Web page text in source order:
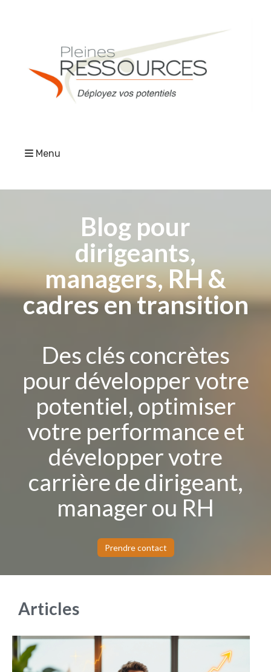
Menu
Blog pour
dirigeants,
managers, RH &
cadres en transition
Des clés concrètes
pour développer votre
potentiel, optimiser
votre performance et
développer votre
carrière de dirigeant,
manager ou RH
Prendre contact
Articles